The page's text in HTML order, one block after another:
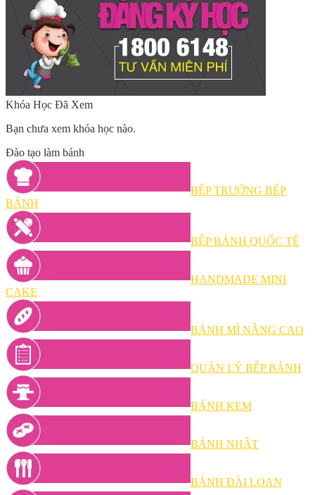
Khóa Học Đã Xem
Bạn chưa xem khóa học nào.
Đào tạo làm bánh
BẾP TRƯỞNG BẾP
BÁNH
BẾP BÁNH QUỐC TẾ
HANDMADE MINI
CAKE
BÁNH MÌ NÂNG CAO
QUẢN LÝ BẾP BÁNH
BÁNH KEM
BÁNH NHẬT
BÁNH ĐÀI LOAN